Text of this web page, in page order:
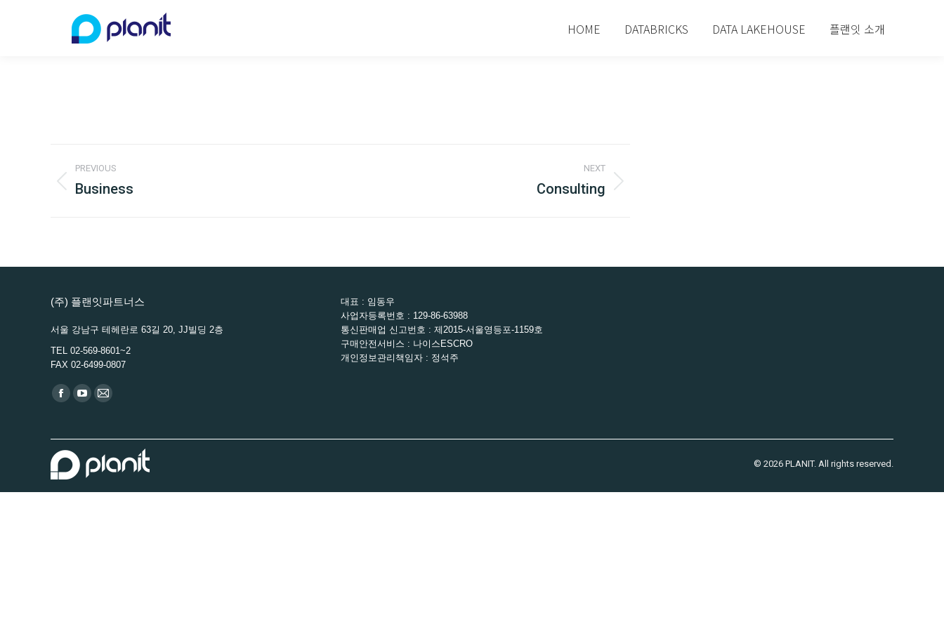
HOME DATABRICKS DATA LAKEHOUSE 플랜잇 소개
Project
navigation
PREVIOUS
Previous
Business
NEXT
Consulting
(주) 플랜잇파트너스
서울 강남구 테헤란로 63길 20, JJ빌딩 2층
TEL 02-569-8601~2
FAX 02-6499-0807
Find us on:
Facebook
opens
in
new
window
YouTube
opens
new
window
Mail
opens
in
new
window
대표 : 임동우
사업자등록번호 : 129-86-63988
통신판매업 신고번호 : 제2015-서울영등포-1159호
구매안전서비스 : 나이스ESCRO
개인정보관리책임자 : 정석주
© 2026 PLANIT. All rights reserved.